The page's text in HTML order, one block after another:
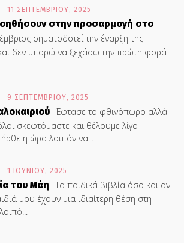
11 ΣΕΠΤΕΜΒΡΊΟΥ, 2025
στην προσαρμογή στο
σηματοδοτεί την έναρξη της
και δεν μπορώ να ξεχάσω την πρώτη φορά
9 ΣΕΠΤΕΜΒΡΊΟΥ, 2025
Έφτασε το φθινόπωρο αλλά
σκεφτόμαστε και θέλουμε λίγο
ήρθε η ώρα λοιπόν να...
1 ΙΟΥΝΊΟΥ, 2025
του Μάη Τα παιδικά βιβλία όσο και αν
μου έχουν μια ιδιαίτερη θέση στη